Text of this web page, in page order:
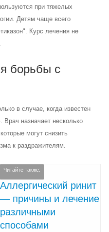
при тяжелых
Детям чаще всего
Курс лечения не
борьбы с
в случае, когда известен
назначает несколько
могут снизить
к раздражителям.
Читайте также:
Аллергический ринит
— причины и лечение
различными
способами